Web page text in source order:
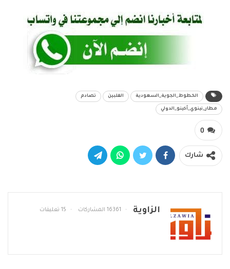
الخطوط_الجوية_السعودية الفلبين تصادم
مطار_نينوي_أكينو_الدولي
0
شارك
الزاوية 16361 المشاركات 15 تعليقات